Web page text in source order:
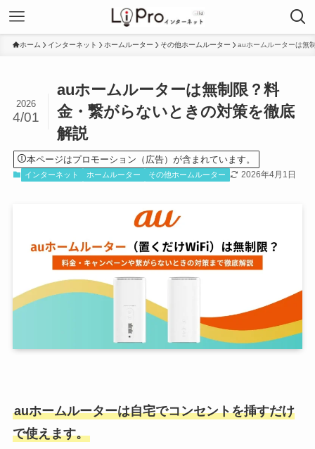
ホーム インターネット ホームルーター その他ホームルーター auホームルーターは無
auホームルーターは無制限？料
金・繋がらないときの対策を徹底
解説
2026
4/01
本ページはプロモーション（広告）が含まれています。
インターネット ホームルーター その他ホームルーター 2026年4月1日
auホームルーターは自宅でコンセントを挿すだけ
で使えます。